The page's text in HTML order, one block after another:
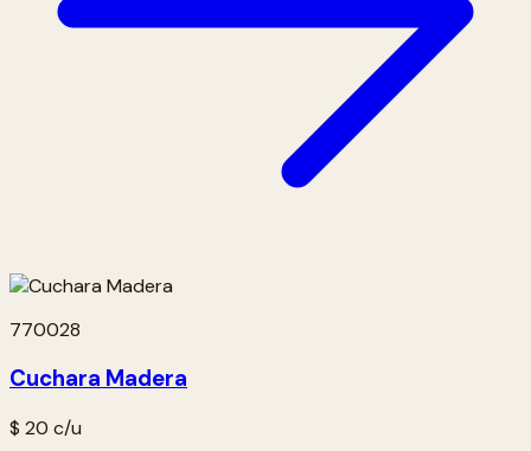
770028
Cuchara Madera
$ 20 c/u